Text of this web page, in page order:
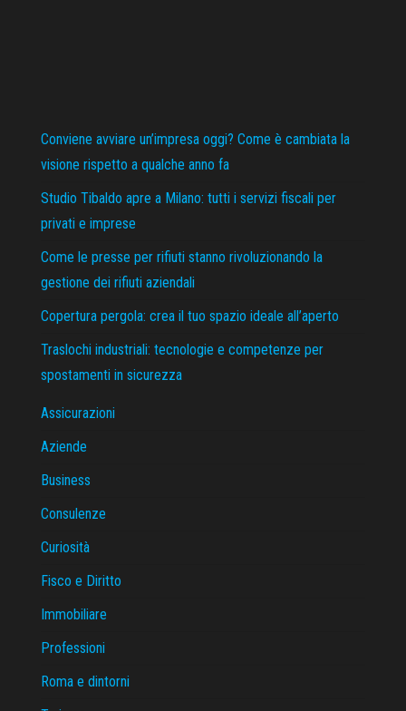
Conviene avviare un’impresa oggi? Come è cambiata la
visione rispetto a qualche anno fa
Studio Tibaldo apre a Milano: tutti i servizi fiscali per
privati e imprese
Come le presse per rifiuti stanno rivoluzionando la
gestione dei rifiuti aziendali
Copertura pergola: crea il tuo spazio ideale all’aperto
Traslochi industriali: tecnologie e competenze per
spostamenti in sicurezza
Assicurazioni
Aziende
Business
Consulenze
Curiosità
Fisco e Diritto
Immobiliare
Professioni
Roma e dintorni